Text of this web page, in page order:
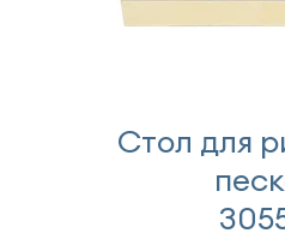
Стол для